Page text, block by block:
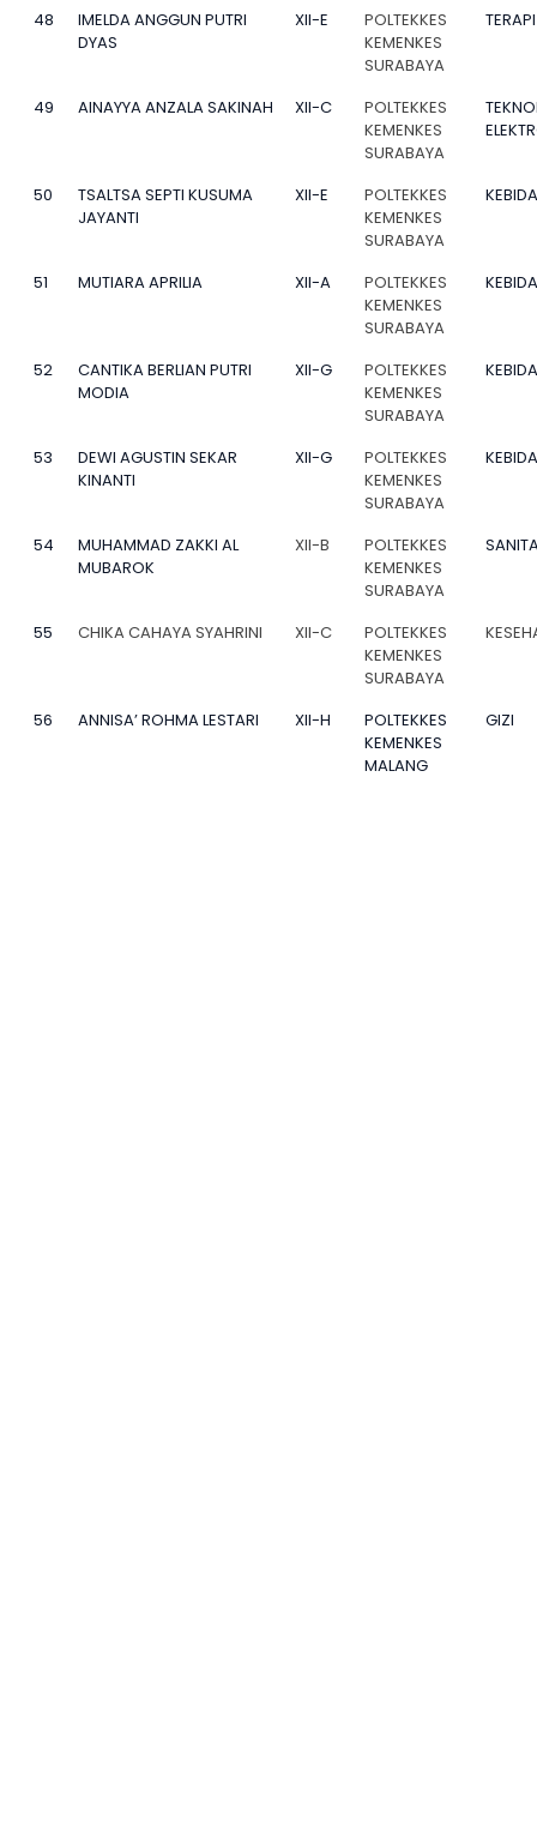
48
IMELDA ANGGUN PUTRI
DYAS
XII-E
POLTEKKES
KEMENKES
SURABAYA
49 AINAYYA ANZALA SAKINAH XII-C
POLTEKKES
KEMENKES
SURABAYA
50
TSALTSA SEPTI KUSUMA
JAYANTI
XII-E
POLTEKKES
KEMENKES
SURABAYA
51 MUTIARA APRILIA XII-A
POLTEKKES
KEMENKES
SURABAYA
52
CANTIKA BERLIAN PUTRI
MODIA
XII-G
POLTEKKES
KEMENKES
SURABAYA
53
DEWI AGUSTIN SEKAR
KINANTI
XII-G
POLTEKKES
KEMENKES
SURABAYA
54
MUHAMMAD ZAKKI AL
MUBAROK
XII-B
POLTEKKES
KEMENKES
SURABAYA
55 CHIKA CAHAYA SYAHRINI XII-C
POLTEKKES
KEMENKES
SURABAYA
56 ANNISA’ ROHMA LESTARI XII-H
POLTEKKES
KEMENKES
MALANG
GIZI